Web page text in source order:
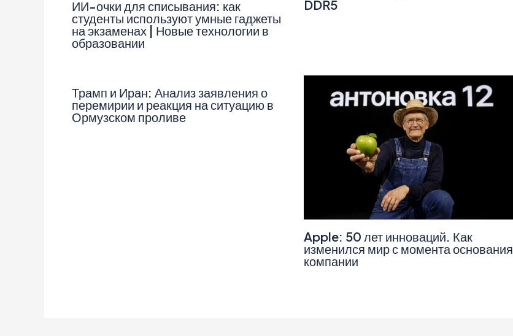
ИИ-очки для списывания: как
студенты используют умные гаджеты
на экзаменах | Новые технологии в
образовании
DDR5
Трамп и Иран: Анализ заявления о
перемирии и реакция на ситуацию в
Ормузском проливе
Apple: 50 лет инноваций. Как
изменился мир с момента основания
компании